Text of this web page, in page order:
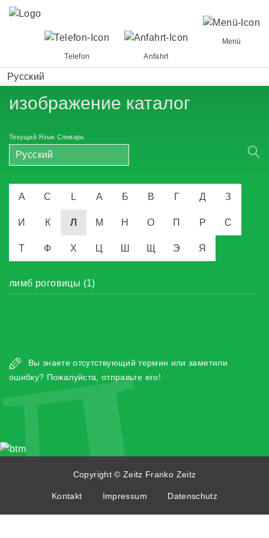
Menü
Telefon
Anfahrt
Русский
изображение каталог
Текущий Язык Словарь
Русский
A C L А Б В Г Д З
И К Л М Н О П Р С
Т Ф Х Ц Ш Щ Э Я
лимб роговицы (1)
Вы знаете отсутствующий термин или заметили
ошибку? Пожалуйста, отправьте его!
Copyright © Zeitz Franko Zeitz
Kontakt Impressum Datenschutz